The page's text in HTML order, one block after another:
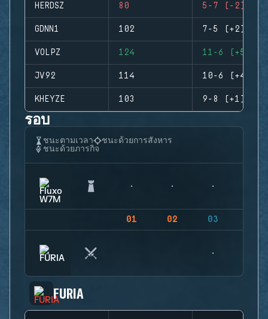
HERDSZ 80 5-7 (-2)
GDNN1 102 7-5 (+2)
VOLPZ 124 11-6 (+5)
JV92 114 10-6 (+4)
KHEYZE 103 9-8 (+1)
รอบ
ชนะตามเวลา
ชนะด้วยการสังหาร
ชนะด้วยภารกิจ
01 02 03
FURIA